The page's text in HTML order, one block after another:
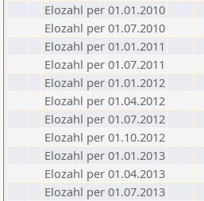
Elozahl per 01.01.2010
Elozahl per 01.07.2010
Elozahl per 01.01.2011
Elozahl per 01.07.2011
Elozahl per 01.01.2012
Elozahl per 01.04.2012
Elozahl per 01.07.2012
Elozahl per 01.10.2012
Elozahl per 01.01.2013
Elozahl per 01.04.2013
Elozahl per 01.07.2013